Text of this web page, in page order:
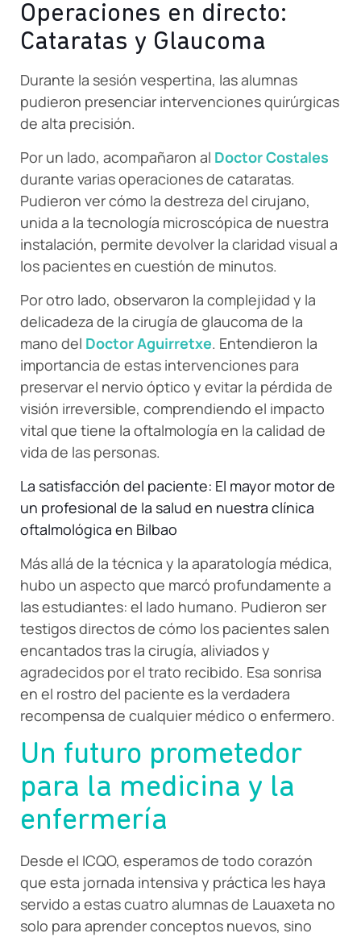
Operaciones en directo:
Cataratas y Glaucoma
Durante la sesión vespertina, las alumnas
pudieron presenciar intervenciones quirúrgicas
de alta precisión.
Por un lado, acompañaron al Doctor Costales
durante varias operaciones de cataratas.
Pudieron ver cómo la destreza del cirujano,
unida a la tecnología microscópica de nuestra
instalación, permite devolver la claridad visual a
los pacientes en cuestión de minutos.
Por otro lado, observaron la complejidad y la
delicadeza de la cirugía de glaucoma de la
mano del Doctor Aguirretxe. Entendieron la
importancia de estas intervenciones para
preservar el nervio óptico y evitar la pérdida de
visión irreversible, comprendiendo el impacto
vital que tiene la oftalmología en la calidad de
vida de las personas.
La satisfacción del paciente: El mayor motor de
un profesional de la salud en nuestra clínica
oftalmológica en Bilbao
Más allá de la técnica y la aparatología médica,
hubo un aspecto que marcó profundamente a
las estudiantes: el lado humano. Pudieron ser
testigos directos de cómo los pacientes salen
encantados tras la cirugía, aliviados y
agradecidos por el trato recibido. Esa sonrisa
en el rostro del paciente es la verdadera
recompensa de cualquier médico o enfermero.
Un futuro prometedor
para la medicina y la
enfermería
Desde el ICQO, esperamos de todo corazón
que esta jornada intensiva y práctica les haya
servido a estas cuatro alumnas de Lauaxeta no
solo para aprender conceptos nuevos, sino